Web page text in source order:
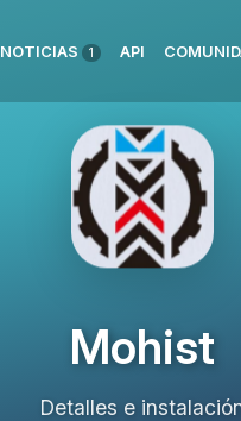
NOTICIAS 1 API
Mohist
Detalles e